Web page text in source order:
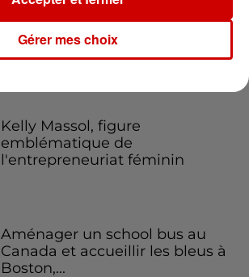
Kelly Massol, figure
emblématique de
l'entrepreneuriat féminin
Aménager un school bus au
Canada et accueillir les bleus à
Boston,...
Gérer mes choix